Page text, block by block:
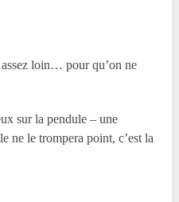
loin… pour qu’on ne
sur la pendule – une
ne le trompera point, c’est la